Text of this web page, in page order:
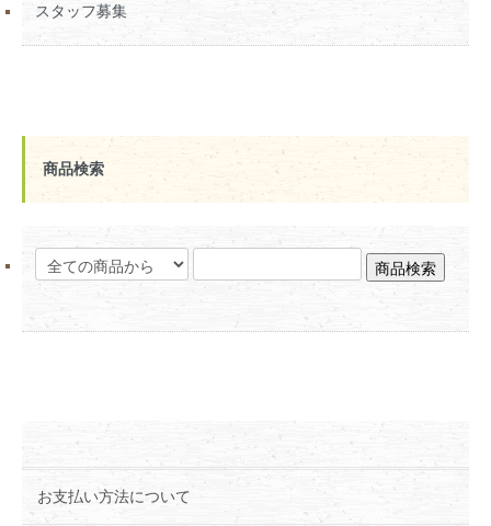
スタッフ募集
商品検索
お支払い方法について